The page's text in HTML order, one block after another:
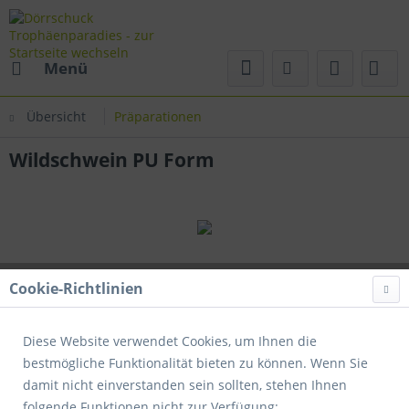
Menü
Übersicht Präparationen
Wildschwein PU Form
Cookie-Richtlinien
Diese Website verwendet Cookies, um Ihnen die
bestmögliche Funktionalität bieten zu können. Wenn Sie
damit nicht einverstanden sein sollten, stehen Ihnen